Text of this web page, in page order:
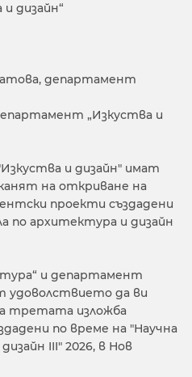
дизайн“
департамент
„Изкуства и
и дизайн" имат
на откриване на
проекти създадени
по архитектура и дизайн
и департамент
удоволствието да ви
третата изложба
по време на "Научна
III" 2026, в Нов